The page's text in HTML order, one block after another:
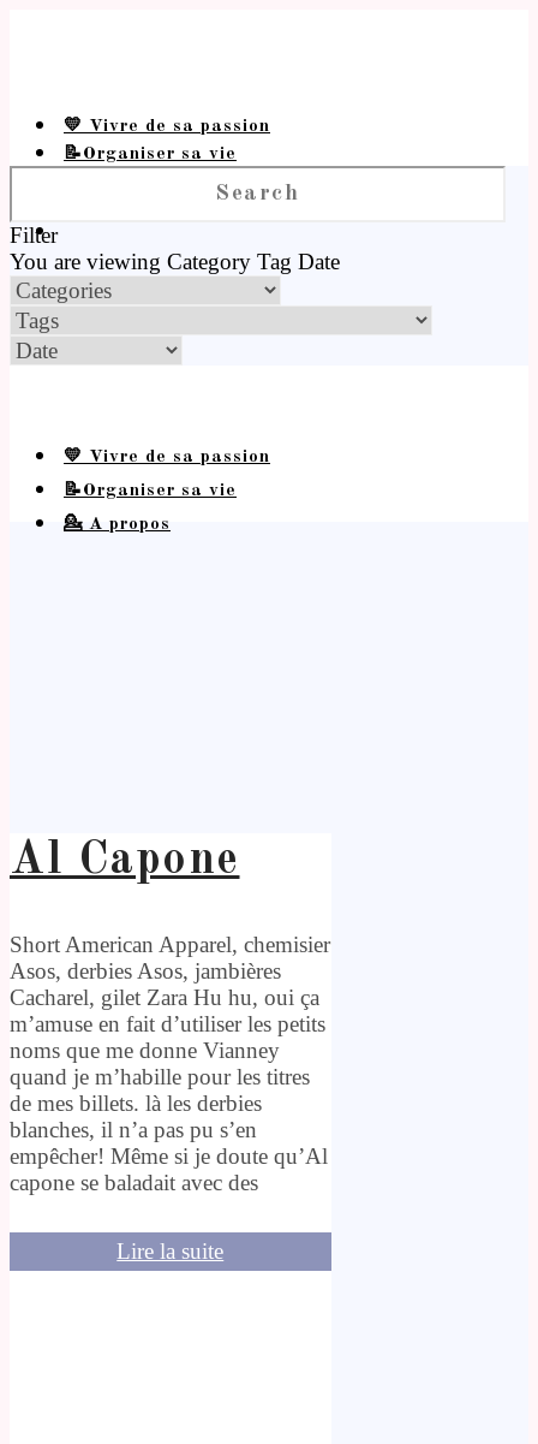
💛 Vivre de sa passion
📝Organiser sa vie
Filter
You are viewing Category Tag Date
💛 Vivre de sa passion
📝Organiser sa vie
💁 A propos
Al Capone
Short American Apparel, chemisier
Asos, derbies Asos, jambières
Cacharel, gilet Zara Hu hu, oui ça
m’amuse en fait d’utiliser les petits
noms que me donne Vianney
quand je m’habille pour les titres
de mes billets. là les derbies
blanches, il n’a pas pu s’en
empêcher! Même si je doute qu’Al
capone se baladait avec des
Lire la suite